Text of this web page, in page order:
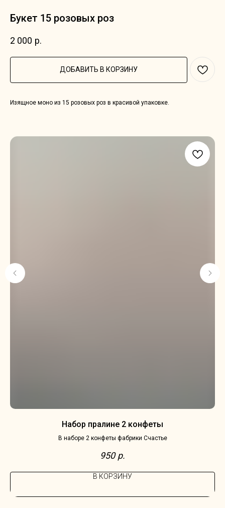
Букет 15 розовых роз
2 000 р.
ДОБАВИТЬ В КОРЗИНУ
Изящное моно из 15 розовых роз в красивой упаковке.
Набор пралине 2 конфеты
В наборе 2 конфеты фабрики Счастье
950 р.
В КОРЗИНУ